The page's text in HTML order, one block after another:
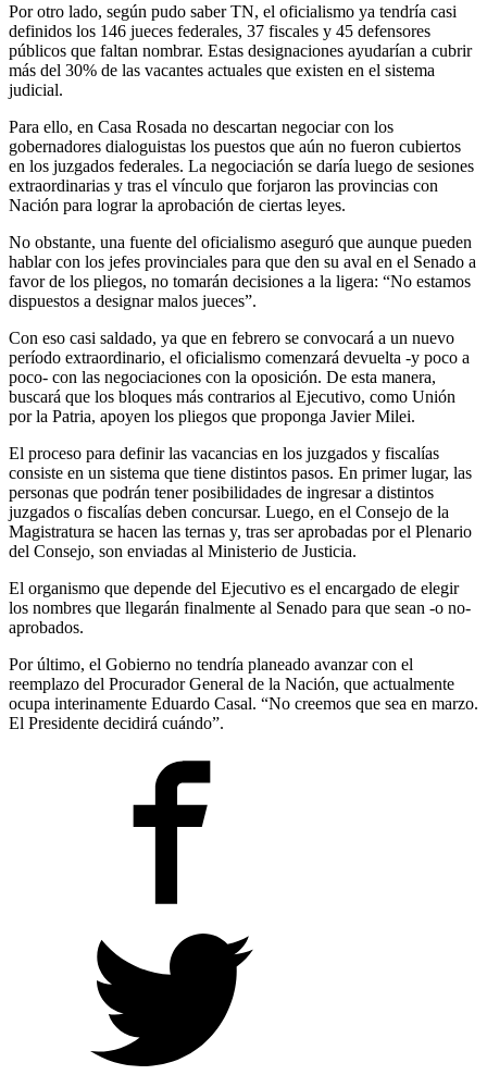
Por otro lado, según pudo saber TN, el oficialismo ya tendría casi
definidos los 146 jueces federales, 37 fiscales y 45 defensores
públicos que faltan nombrar. Estas designaciones ayudarían a cubrir
más del 30% de las vacantes actuales que existen en el sistema
judicial.
Para ello, en Casa Rosada no descartan negociar con los
gobernadores dialoguistas los puestos que aún no fueron cubiertos
en los juzgados federales. La negociación se daría luego de sesiones
extraordinarias y tras el vínculo que forjaron las provincias con
Nación para lograr la aprobación de ciertas leyes.
No obstante, una fuente del oficialismo aseguró que aunque pueden
hablar con los jefes provinciales para que den su aval en el Senado a
favor de los pliegos, no tomarán decisiones a la ligera: “No estamos
dispuestos a designar malos jueces”.
Con eso casi saldado, ya que en febrero se convocará a un nuevo
período extraordinario, el oficialismo comenzará devuelta -y poco a
poco- con las negociaciones con la oposición. De esta manera,
buscará que los bloques más contrarios al Ejecutivo, como Unión
por la Patria, apoyen los pliegos que proponga Javier Milei.
El proceso para definir las vacancias en los juzgados y fiscalías
consiste en un sistema que tiene distintos pasos. En primer lugar, las
personas que podrán tener posibilidades de ingresar a distintos
juzgados o fiscalías deben concursar. Luego, en el Consejo de la
Magistratura se hacen las ternas y, tras ser aprobadas por el Plenario
del Consejo, son enviadas al Ministerio de Justicia.
El organismo que depende del Ejecutivo es el encargado de elegir
los nombres que llegarán finalmente al Senado para que sean -o no-
aprobados.
Por último, el Gobierno no tendría planeado avanzar con el
reemplazo del Procurador General de la Nación, que actualmente
ocupa interinamente Eduardo Casal. “No creemos que sea en marzo.
El Presidente decidirá cuándo”.